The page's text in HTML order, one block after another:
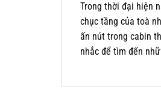
Trong thời đại hiện
chục tầng của toà
ấn nút trong cabin
nhắc để tìm đến